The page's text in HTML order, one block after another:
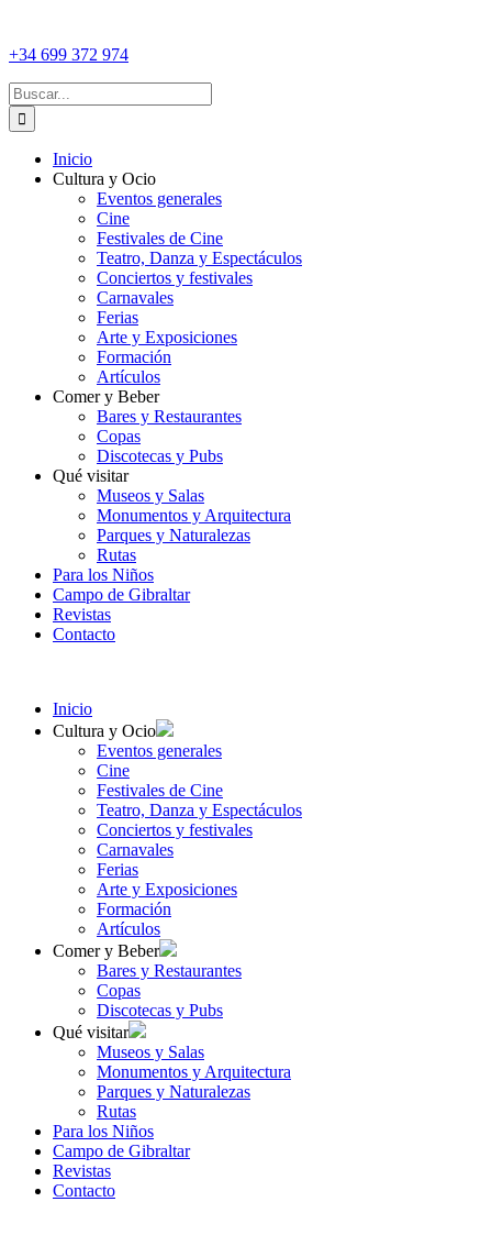
+34 699 372 974
Buscar:
Inicio
Cultura y Ocio
Eventos generales
Cine
Festivales de Cine
Teatro, Danza y Espectáculos
Conciertos y festivales
Carnavales
Ferias
Arte y Exposiciones
Formación
Artículos
Comer y Beber
Bares y Restaurantes
Copas
Discotecas y Pubs
Qué visitar
Museos y Salas
Monumentos y Arquitectura
Parques y Naturalezas
Rutas
Para los Niños
Campo de Gibraltar
Revistas
Contacto
Inicio
Cultura y Ocio
Eventos generales
Cine
Festivales de Cine
Teatro, Danza y Espectáculos
Conciertos y festivales
Carnavales
Ferias
Arte y Exposiciones
Formación
Artículos
Comer y Beber
Bares y Restaurantes
Copas
Discotecas y Pubs
Qué visitar
Museos y Salas
Monumentos y Arquitectura
Parques y Naturalezas
Rutas
Para los Niños
Campo de Gibraltar
Revistas
Contacto